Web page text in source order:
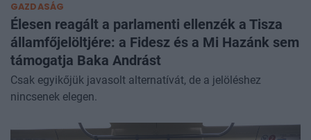
GAZDASÁG
Élesen reagált a parlamenti ellenzék a Tisza
államfőjelöltjére: a Fidesz és a Mi Hazánk sem
támogatja Baka Andrást
Csak egyikőjük javasolt alternatívát, de a jelöléshez
nincsenek elegen.